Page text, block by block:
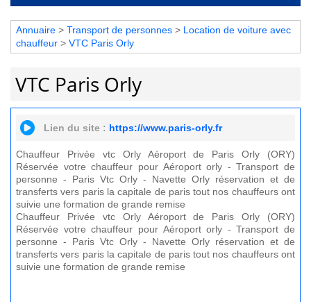
Annuaire > Transport de personnes > Location de voiture avec
chauffeur > VTC Paris Orly
VTC Paris Orly
Lien du site : https://www.paris-orly.fr
Chauffeur Privée vtc Orly Aéroport de Paris Orly (ORY)
Réservée votre chauffeur pour Aéroport orly - Transport de
personne - Paris Vtc Orly - Navette Orly réservation et de
transferts vers paris la capitale de paris tout nos chauffeurs ont
suivie une formation de grande remise
Chauffeur Privée vtc Orly Aéroport de Paris Orly (ORY)
Réservée votre chauffeur pour Aéroport orly - Transport de
personne - Paris Vtc Orly - Navette Orly réservation et de
transferts vers paris la capitale de paris tout nos chauffeurs ont
suivie une formation de grande remise